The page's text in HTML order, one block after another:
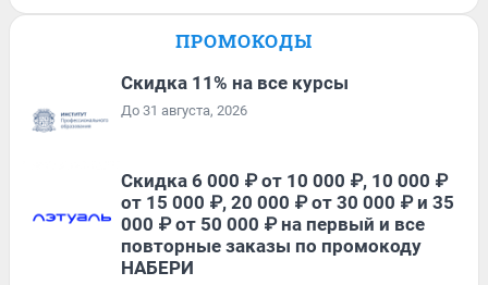
ПРОМОКОДЫ
Скидка 11% на все курсы
До 31 августа, 2026
Скидка 6 000 ₽ от 10 000 ₽, 10 000 ₽
от 15 000 ₽, 20 000 ₽ от 30 000 ₽ и 35
000 ₽ от 50 000 ₽ на первый и все
повторные заказы по промокоду
НАБЕРИ